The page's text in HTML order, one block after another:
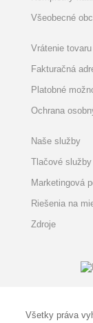
Všeobecné
Vrátenie tovaru
Fakturačná
Platobné
Ochrana
Naše služby
Tlačové služby
Marketingová
Riešenia na
Zdroje
Všetky práva